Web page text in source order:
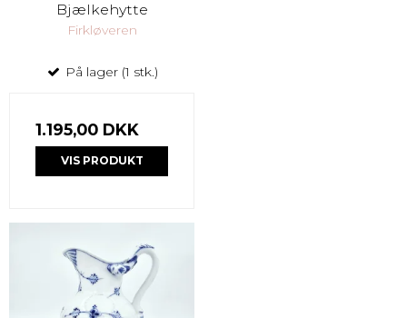
Bjælkehytte
Firkløveren
På lager (1 stk.)
1.195,00 DKK
VIS PRODUKT